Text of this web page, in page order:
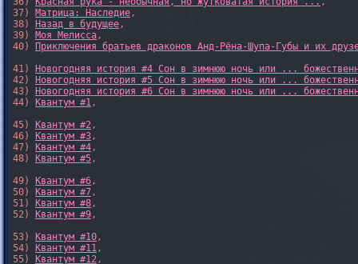
37) Матрица: Наследие,
38)
Назад в будущее,
39) Моя Мелисса,
40)
Приключения братьев драконов Анд-Рёна-Шупа-Губы и их
41)
Новогодняя история #4 Сон в зимнюю ночь или ...
42)
Новогодняя история #5 Сон в зимнюю ночь или ...
43)
Новогодняя история #6 Сон в зимнюю ночь или ...
44)
Квантум #1,
45)
Квантум #2,
46)
Квантум #3,
47)
Квантум #4,
48)
Квантум #5,
49)
Квантум #6,
50)
Квантум #7,
51)
Квантум #8,
52)
Квантум #9,
53)
Квантум #10,
54)
Квантум #11,
55)
Квантум #12,